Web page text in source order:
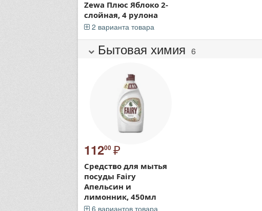
Zewa Плюс Яблоко 2-
слойная, 4 рулона
2 варианта товара
Бытовая химия 6
11200 ₽
Средство для мытья
посуды Fairy
Апельсин и
лимонник, 450мл
6 вариантов товара